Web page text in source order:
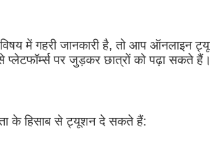
में गहरी जानकारी है, तो आप
पर जुड़कर छात्रों को पढ़ा सकते हैं।
के हिसाब से ट्यूशन दे सकते हैं: